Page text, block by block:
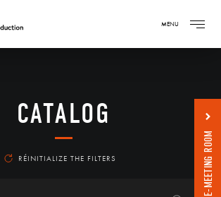
MENU
CATALOG
RÉINITIALIZE THE FILTERS E-MEETING ROOM